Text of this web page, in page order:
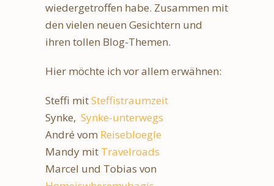
wiedergetroffen habe. Zusammen mit
den vielen neuen Gesichtern und
ihren tollen Blog-Themen.
Hier möchte ich vor allem erwähnen:
Steffi mitSteffistraumzeit
Synke, Synke-unterwegs
André vom Reisebloegle
Mandy mit Travelroads
Marcel und Tobias von